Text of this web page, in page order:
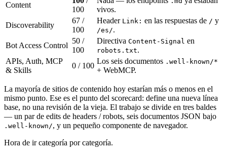
Content
100
vivos.
Discoverability
67 /
100
Header Link: en las respuestas de / y
/es/.
Bot Access Control
50 /
100
Directiva Content-Signal en
robots.txt.
APIs, Auth, MCP
& Skills
0 / 100
Los seis documentos .well-known/*
+ WebMCP.
La mayoría de sitios de contenido hoy estarían más o menos en el
mismo punto. Ese es el punto del scorecard: define una nueva línea
base, no una revisión de la vieja. El trabajo se divide en tres baldes
— un par de edits de headers / robots, seis documentos JSON bajo
.well-known/, y un pequeño componente de navegador.
Hora de ir categoría por categoría.